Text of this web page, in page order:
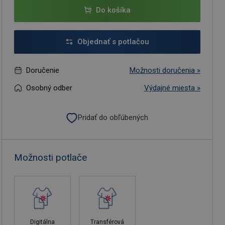
Do košíka
Objednať s potlačou
Doručenie
Možnosti doručenia »
Osobný odber
Výdajné miesta »
Pridať do obľúbených
Možnosti potlače
Digitálna
Transférová